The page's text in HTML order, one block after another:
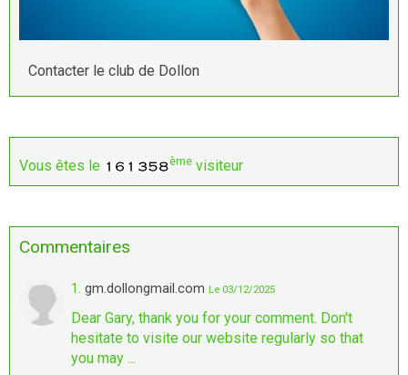
Contacter le club de Dollon
Vous êtes le ème visiteur
Commentaires
1. gm.dollongmail.com Le 03/12/2025
Dear Gary, thank you for your comment. Don't
hesitate to visite our website regularly so that
you may ...